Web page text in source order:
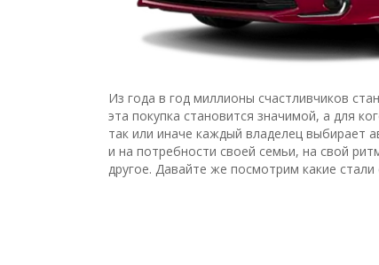
Из года в год миллионы счастливчиков
эта покупка становится значимой, а для
так или иначе каждый владелец выбирает
и на потребности своей семьи, на свой
другое. Давайте же посмотрим какие